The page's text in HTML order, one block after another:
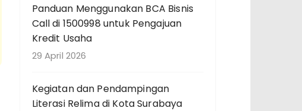
Panduan Menggunakan BCA Bisnis
Call di 1500998 untuk Pengajuan
Kredit Usaha
29 April 2026
Kegiatan dan Pendampingan
Literasi Relima di Kota Surabaya